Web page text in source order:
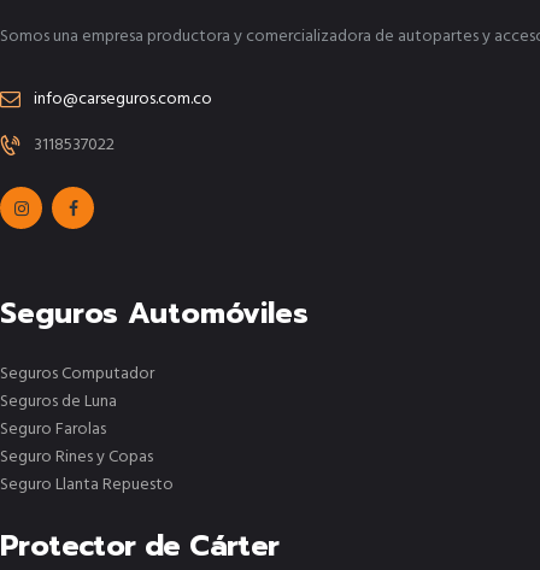
Somos una empresa productora y comercializadora de autopartes y
info@carseguros.com.co
3118537022
Seguros Automóviles
Seguros Computador
Seguros de Luna
Seguro Farolas
Seguro Rines y Copas
Seguro Llanta Repuesto
Protector de Cárter